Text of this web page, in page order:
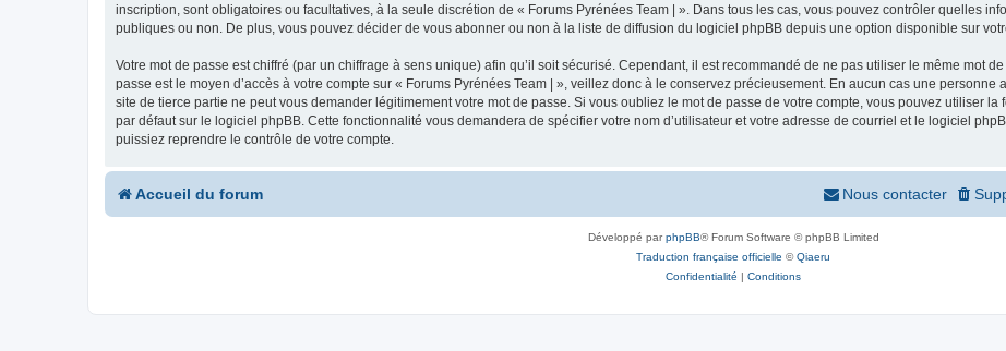
inscription, sont obligatoires ou facultatives, à la seule discrétion de « Forums Pyrénées Team | ». Dans tous les cas, vous pouvez contrôler quelles
publiques ou non. De plus, vous pouvez décider de vous abonner ou non à la liste de diffusion du logiciel phpBB depuis une option disponible sur
Votre mot de passe est chiffré (par un chiffrage à sens unique) afin qu’il soit sécurisé. Cependant, il est recommandé de ne pas utiliser le même mot
passe est le moyen d’accès à votre compte sur « Forums Pyrénées Team | », veillez donc à le conservez précieusement. En aucun cas une personne
site de tierce partie ne peut vous demander légitimement votre mot de passe. Si vous oubliez le mot de passe de votre compte, vous pouvez utiliser la
par défaut sur le logiciel phpBB. Cette fonctionnalité vous demandera de spécifier votre nom d’utilisateur et votre adresse de courriel et le logiciel
puissiez reprendre le contrôle de votre compte.
Accueil du forum Nous contacter
Développé parphpBB® Forum Software © phpBB Limited
Traduction française officielle ©Qiaeru
Confidentialité | Conditions